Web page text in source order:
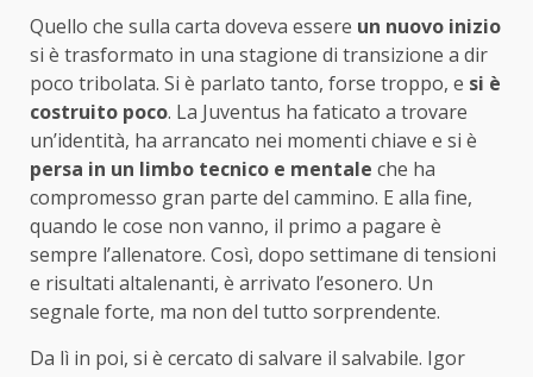
Quello che sulla carta doveva essere un nuovo inizio
si è trasformato in una stagione di transizione a dir
poco tribolata. Si è parlato tanto, forse troppo, e si è
costruito poco. La Juventus ha faticato a trovare
un’identità, ha arrancato nei momenti chiave e si è
persa in un limbo tecnico e mentale che ha
compromesso gran parte del cammino. E alla fine,
quando le cose non vanno, il primo a pagare è
sempre l’allenatore. Così, dopo settimane di tensioni
e risultati altalenanti, è arrivato l’esonero. Un
segnale forte, ma non del tutto sorprendente.
Da lì in poi, si è cercato di salvare il salvabile. Igor